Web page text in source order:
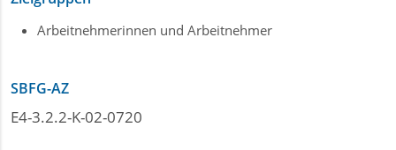
Arbeitnehmerinnen und Arbeitnehmer
SBFG-AZ
E4-3.2.2-K-02-0720